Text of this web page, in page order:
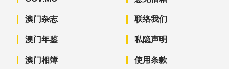
澳门杂志
澳门年鉴
澳门相簿
联络我们
私隐声明
使用条款